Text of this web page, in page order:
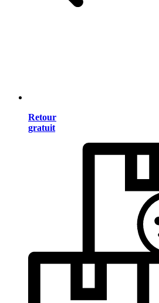
Retour
gratuit